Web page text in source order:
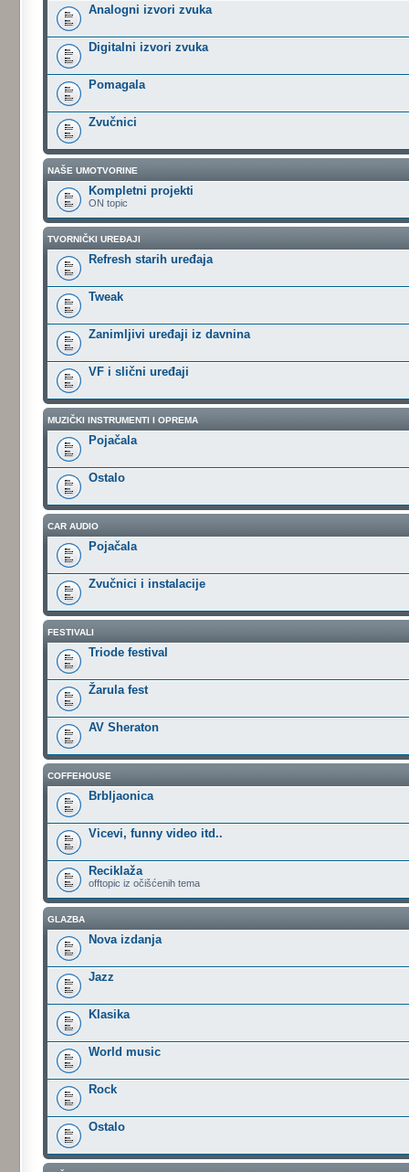
Analogni izvori zvuka
Digitalni izvori zvuka
Pomagala
Zvučnici
NAŠE UMOTVORINE
Kompletni projekti
ON topic
TVORNIČKI UREĐAJI
Refresh starih uređaja
Tweak
Zanimljivi uređaji iz davnina
VF i slični uređaji
MUZIČKI INSTRUMENTI I OPREMA
Pojačala
Ostalo
CAR AUDIO
Pojačala
Zvučnici i instalacije
FESTIVALI
Triode festival
Žarula fest
AV Sheraton
COFFEHOUSE
Brbljaonica
Vicevi, funny video itd..
Reciklaža
offtopic iz očišćenih tema
GLAZBA
Nova izdanja
Jazz
Klasika
World music
Rock
Ostalo